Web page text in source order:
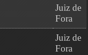
Juiz de
Fora
Juiz de
Fora